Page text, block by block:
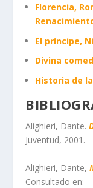
Florencia,
El príncipe,
Divina
Historia de
Alighieri, Dante.
Juventud, 2001.
Alighieri, Dante,
Consultado en: